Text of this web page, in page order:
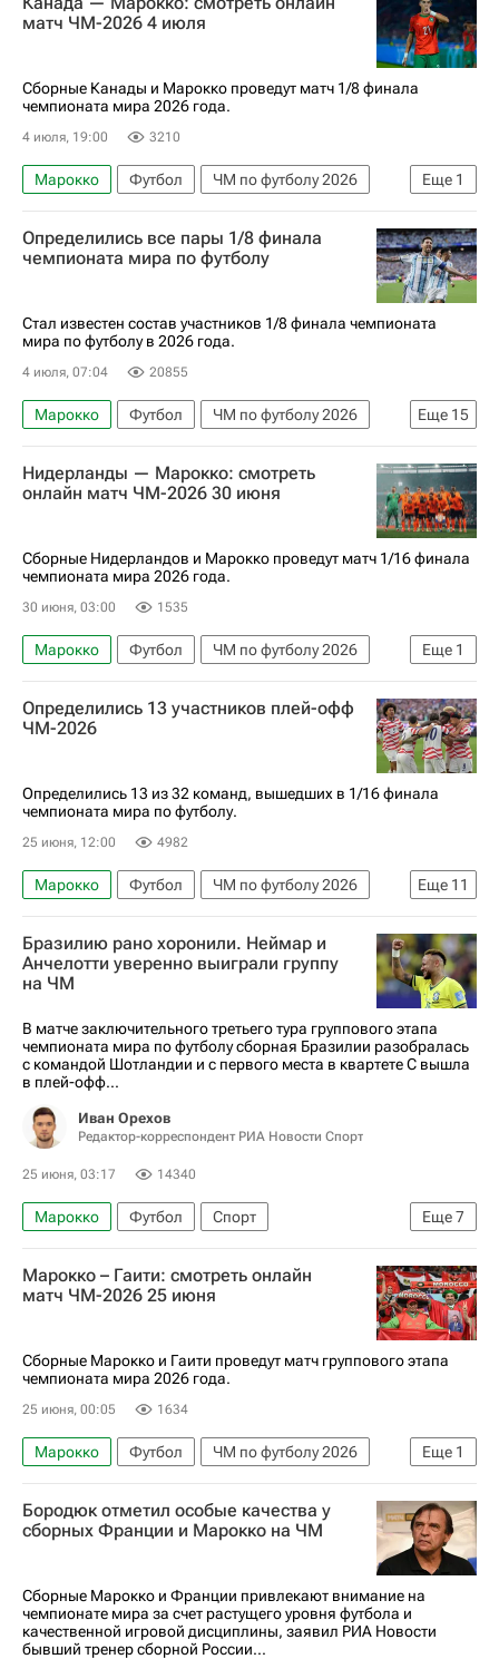
матч ЧМ-2026 4 июля
Сборные Канады и Марокко проведут матч 1/8 финала
чемпионата мира 2026 года.
4 июля, 19:00 3210
Еще 1
Марокко Футбол
ЧМ по футболу 2026
Канада
Определились все пары 1/8 финала
чемпионата мира по футболу
Стал известен состав участников 1/8 финала чемпионата
мира по футболу в 2026 года.
4 июля, 07:04 20855
Еще 15
Марокко Футбол
ЧМ по футболу 2026
Канада
Бразилия Норвегия
Парагвай
Франция
Португалия Испания
Англия
Египет
Колумбия Швейцария
Нидерланды — Марокко: смотреть
онлайн матч ЧМ-2026 30 июня
Сборные Нидерландов и Марокко проведут матч 1/16 финала
чемпионата мира 2026 года.
30 июня, 03:00 1535
Еще 1
Марокко Футбол
ЧМ по футболу 2026
Нидерланды
Определились 13 участников плей-офф
ЧМ-2026
Определились 13 из 32 команд, вышедших в 1/16 финала
чемпионата мира по футболу.
25 июня, 12:00 4982
Еще 11
Марокко Футбол
ЧМ по футболу 2026
Мексика
ЮАР Швейцария
Канада
Босния и Герцеговина
Бразилия
Германия
Аргентина
Бразилию рано хоронили. Неймар и
Анчелотти уверенно выиграли группу
на ЧМ
В матче заключительного третьего тура группового этапа
чемпионата мира по футболу сборная Бразилии разобралась
с командой Шотландии и с первого места в квартете С вышла
в плей-офф...
Иван Орехов
Редактор-корреспондент РИА Новости Спорт
25 июня, 03:17 14340
Еще7
Марокко Футбол
Спорт
ЧМ по футболу 2026
Винисиус Жуниор
Материалы РИА Спорт
Гаити
Шотландия
Марокко – Гаити: смотреть онлайн
матч ЧМ-2026 25 июня
Сборные Марокко и Гаити проведут матч группового этапа
чемпионата мира 2026 года.
25 июня, 00:05 1634
Еще 1
Марокко Футбол
ЧМ по футболу 2026
Гаити
Бородюк отметил особые качества у
сборных Франции и Марокко на ЧМ
Сборные Марокко и Франции привлекают внимание на
чемпионате мира за счет растущего уровня футбола и
качественной игровой дисциплины, заявил РИА Новости
бывший тренер сборной России...